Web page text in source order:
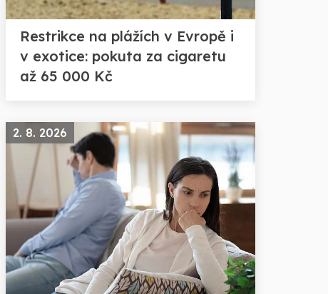
Restrikce na plážích v Evropě i
v exotice: pokuta za cigaretu
až 65 000 Kč
2. 8. 2026